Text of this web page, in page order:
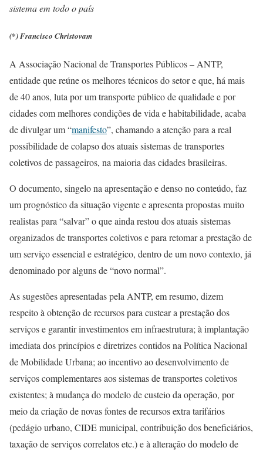
sistema em todo o país
(*) Francisco Christovam
A Associação Nacional de Transportes Públicos – ANTP,
entidade que reúne os melhores técnicos do setor e que, há mais
de 40 anos, luta por um transporte público de qualidade e por
cidades com melhores condições de vida e habitabilidade, acaba
de divulgar um “manifesto”, chamando a atenção para a real
possibilidade de colapso dos atuais sistemas de transportes
coletivos de passageiros, na maioria das cidades brasileiras.
O documento, singelo na apresentação e denso no conteúdo, faz
um prognóstico da situação vigente e apresenta propostas muito
realistas para “salvar” o que ainda restou dos atuais sistemas
organizados de transportes coletivos e para retomar a prestação de
um serviço essencial e estratégico, dentro de um novo contexto, já
denominado por alguns de “novo normal”.
As sugestões apresentadas pela ANTP, em resumo, dizem
respeito à obtenção de recursos para custear a prestação dos
serviços e garantir investimentos em infraestrutura; à implantação
imediata dos princípios e diretrizes contidos na Política Nacional
de Mobilidade Urbana; ao incentivo ao desenvolvimento de
serviços complementares aos sistemas de transportes coletivos
existentes; à mudança do modelo de custeio da operação, por
meio da criação de novas fontes de recursos extra tarifários
(pedágio urbano, CIDE municipal, contribuição dos beneficiários,
taxação de serviços correlatos etc.) e à alteração do modelo de